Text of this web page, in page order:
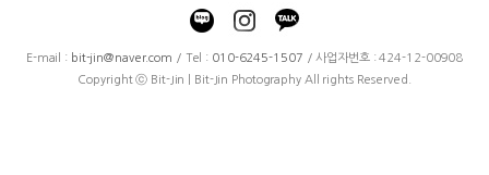
E-mail : bit-jin@naver.com / Tel : 010-6245-1507 / 사업자번호 : 424-12-00908
Copyright ⓒ Bit-Jin | Bit-Jin Photography All rights Reserved.